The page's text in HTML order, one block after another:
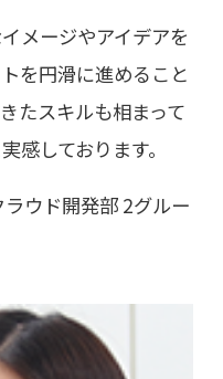
メージやアイデアを
を円滑に進めること
たスキルも相まって
感しております。
ウド開発部 2グルー